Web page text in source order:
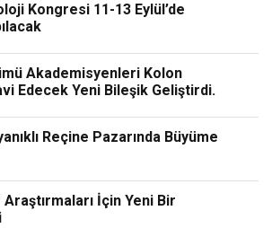
Kongresi 11-13 Eylül’de
Akademisyenleri Kolon
Edecek Yeni Bileşik Geliştirdi.
Reçine Pazarında Büyüme
İçin Yeni Bir